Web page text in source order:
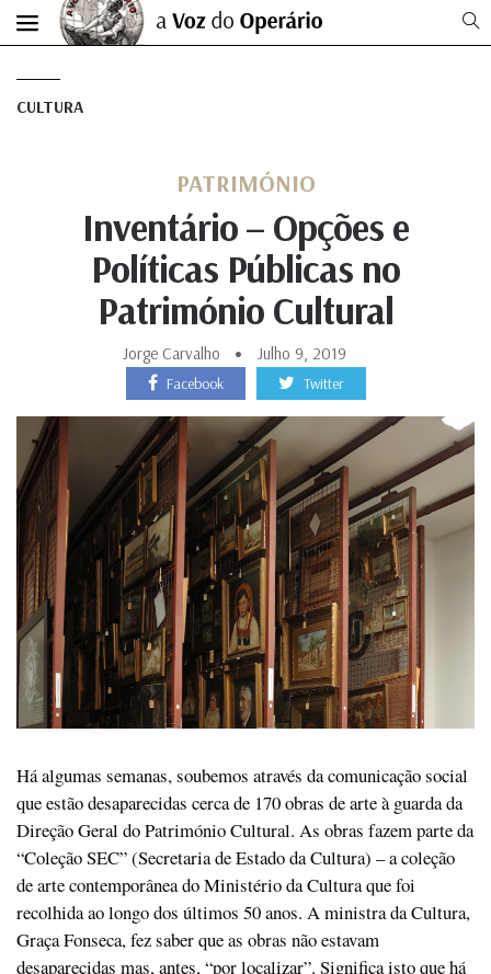
CULTURA
PATRIMÓNIO
Inventário – Opções e
Políticas Públicas no
Património Cultural
Jorge Carvalho Julho 9, 2019
Facebook Twitter
Há algumas semanas, soubemos através da comunicação social
que estão desaparecidas cerca de 170 obras de arte à guarda da
Direção Geral do Património Cultural. As obras fazem parte da
“Coleção SEC” (Secretaria de Estado da Cultura) – a coleção
de arte contemporânea do Ministério da Cultura que foi
recolhida ao longo dos últimos 50 anos. A ministra da Cultura,
Graça Fonseca, fez saber que as obras não estavam
desaparecidas mas, antes, “por localizar”. Significa isto que há